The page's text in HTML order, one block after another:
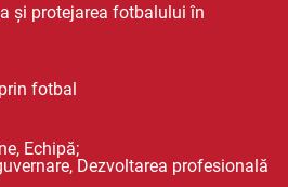
și protejarea fotbalului în
fotbal
Echipă;
Dezvoltarea profesională